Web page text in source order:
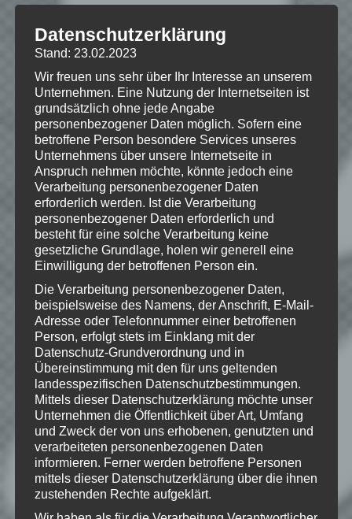
Vielen Dank für die Erlaubnis 🙂
© 2015 Bethesda Softworks LLC, ein
ZeniMax-Media-Unternehmen. Bethesda,
Bethesda Softworks, Bethesda Game
Studios, ZeniMax und die dazugehörigen
Logos sind Marken oder eingetragene
Marken von ZeniMax Media Inc. in den
USA und/oder anderen Ländern. Alle
übrigen Marken und Handelsnamen sind
Eigentum ihrer jeweiligen Rechteinhaber.
Alle Rechte vorbehalten.
Wie gefällt dir dieser Beitrag?
Klicke hier und lasse
eine Bewertung da!
Schreibe einen Kommentar
Deine E-Mail-Adresse wird nicht
veröffentlicht. Erforderliche Felder
sind mit*markiert
Kommentar *
Datenschutzerklärung
Stand: 23.02.2023
Wir freuen uns sehr über Ihr Interesse an unserem
Unternehmen. Eine Nutzung der Internetseiten ist
grundsätzlich ohne jede Angabe
personenbezogener Daten möglich. Sofern eine
betroffene Person besondere Services unseres
Unternehmens über unsere Internetseite in
Anspruch nehmen möchte, könnte jedoch eine
Verarbeitung personenbezogener Daten
erforderlich werden. Ist die Verarbeitung
personenbezogener Daten erforderlich und
besteht für eine solche Verarbeitung keine
gesetzliche Grundlage, holen wir generell eine
Einwilligung der betroffenen Person ein.
Die Verarbeitung personenbezogener Daten,
beispielsweise des Namens, der Anschrift, E-Mail-
Adresse oder Telefonnummer einer betroffenen
Person, erfolgt stets im Einklang mit der
Datenschutz-Grundverordnung und in
Übereinstimmung mit den für uns geltenden
landesspezifischen Datenschutzbestimmungen.
Mittels dieser Datenschutzerklärung möchte unser
Unternehmen die Öffentlichkeit über Art, Umfang
und Zweck der von uns erhobenen, genutzten und
verarbeiteten personenbezogenen Daten
informieren. Ferner werden betroffene Personen
mittels dieser Datenschutzerklärung über die ihnen
zustehenden Rechte aufgeklärt.